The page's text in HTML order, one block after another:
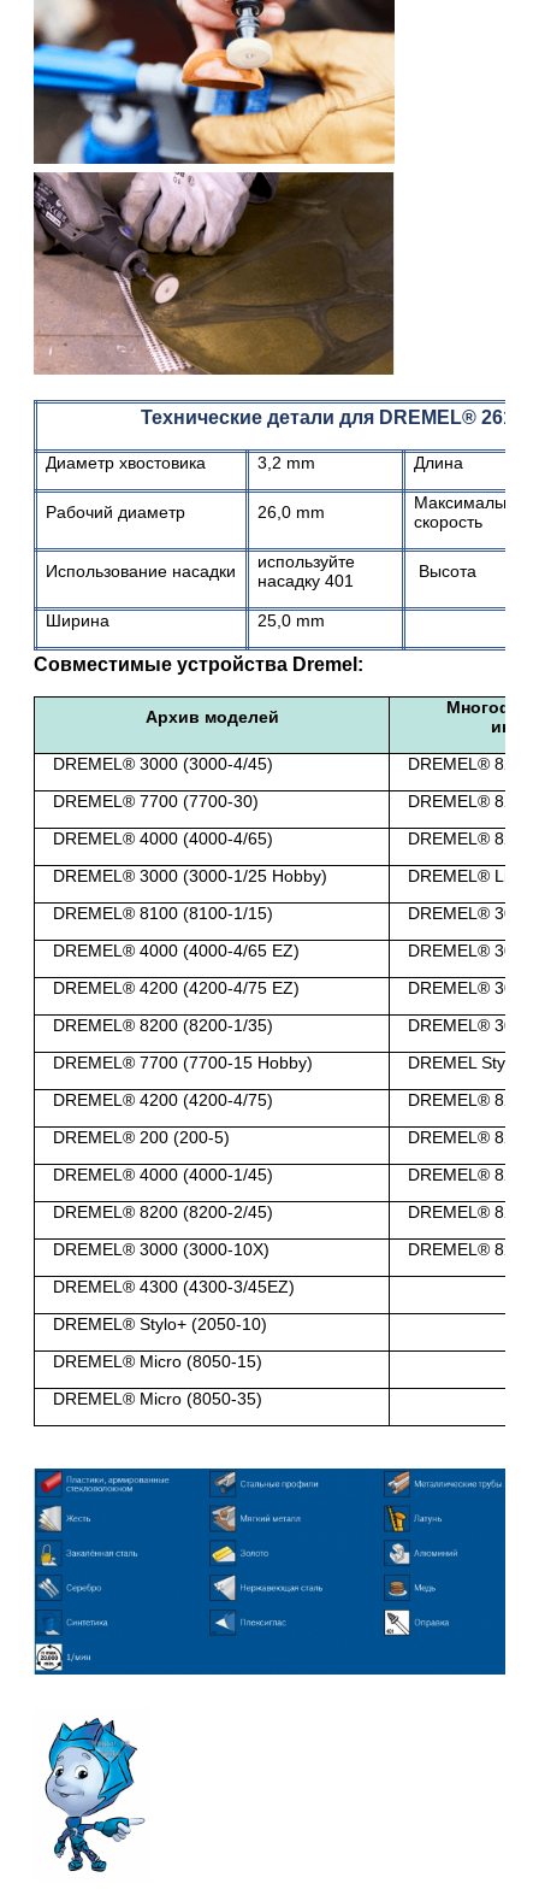
Технические детали для DREMEL®
Диаметр хвостовика 3,2 mm Длина
Рабочий диаметр 26,0 mm
Максимальная
скорость
Использование насадки
используйте
насадку 401
Высота
Ширина 25,0 mm
Совместимые устройства Dremel :
Архив моделей
DREMEL® 3000 (3000-4/45)
DREMEL® 8220
DREMEL® 7700 (7700-30)
DREMEL® 8220
DREMEL® 4000 (4000-4/65)
DREMEL® 8220
DREMEL® 3000 (3000-1/25 Hobby)
DREMEL® Lite
DREMEL® 8100 (8100-1/15)
DREMEL® 3000
DREMEL® 4000 (4000-4/65 EZ)
DREMEL® 3000
DREMEL® 4200 (4200-4/75 EZ)
DREMEL®
DREMEL® 8200 (8200-1/35)
DREMEL® 3000
DREMEL® 7700 (7700-15 Hobby)
DREMEL Stylo+
DREMEL® 4200 (4200-4/75)
DREMEL® 8240
DREMEL® 200 (200-5)
DREMEL® 8240
DREMEL® 4000 (4000-1/45)
DREMEL® 8260
DREMEL® 8200 (8200-2/45)
DREMEL® 8260
DREMEL® 3000 (3000-10X)
DREMEL® 8240
DREMEL® 4300 (4300-3/45EZ)
DREMEL® Stylo+ (2050-10)
DREMEL® Micro (8050-15)
DREMEL® Micro (8050-35)